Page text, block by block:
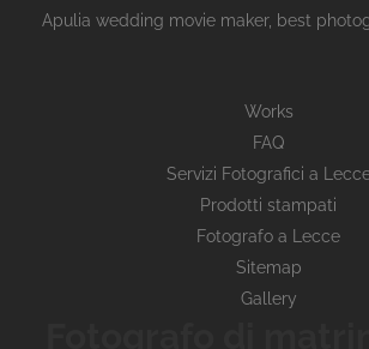
Apulia wedding movie maker, best
Works
FAQ
Servizi Fotografici a
Prodotti stampati
Fotografo a Lecce
Sitemap
Gallery